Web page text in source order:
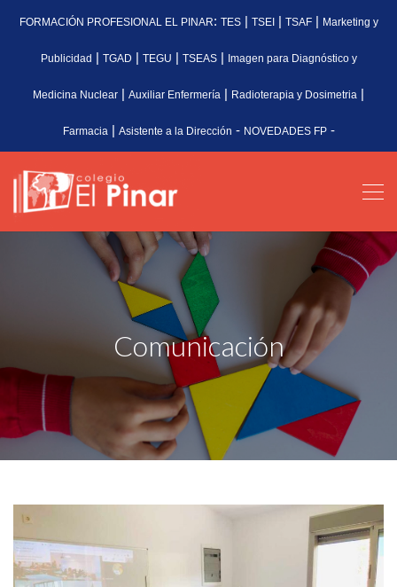
FORMACIÓN PROFESIONAL EL PINAR: TES| TSEI| TSAF| Marketing y
Publicidad | TGAD | TEGU | TSEAS| Imagen para Diagnóstico y
Medicina Nuclear | Auxiliar Enfermería | Radioterapia y Dosimetria |
Farmacia | Asistente a la Dirección - NOVEDADES FP-
Comunicación